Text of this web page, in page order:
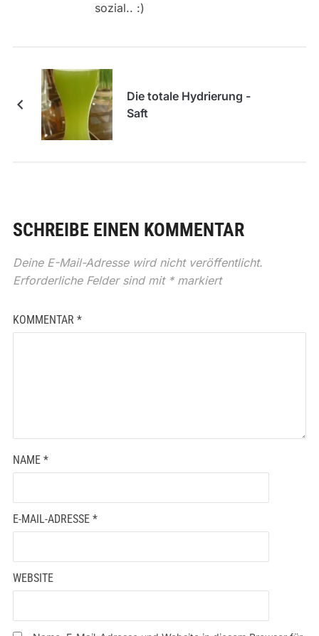
sozial.. :)
Die totale Hydrierung -
Saft
SCHREIBE EINEN KOMMENTAR
Deine E-Mail-Adresse wird nicht veröffentlicht.
Erforderliche Felder sind mit *markiert
KOMMENTAR *
NAME *
E-MAIL-ADRESSE *
WEBSITE